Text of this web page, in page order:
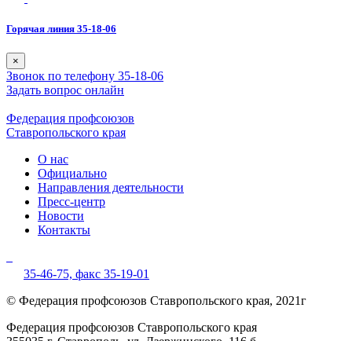
Горячая линия 35-18-06
×
Звонок по телефону 35-18-06
Задать вопрос онлайн
Федерация профсоюзов
Ставропольского края
О нас
Официально
Направления деятельности
Пресс-центр
Новости
Контакты
35-46-75, факс 35-19-01
© Федерация профсоюзов Ставропольского края, 2021г
Федерация профсоюзов Ставропольского края